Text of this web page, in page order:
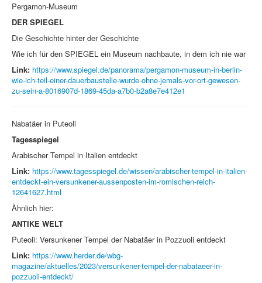
Pergamon-Museum
DER SPIEGEL
Die Geschichte hinter der Geschichte
Wie ich für den SPIEGEL ein Museum nachbaute, in dem ich nie war
Link: https://www.spiegel.de/panorama/pergamon-museum-in-berlin-
wie-ich-teil-einer-dauerbaustelle-wurde-ohne-jemals-vor-ort-gewesen-
zu-sein-a-8016907d-1869-45da-a7b0-b2a8e7e412e1
Nabatäer in Puteoli
Tagesspiegel
Arabischer Tempel in Italien entdeckt
Link: https://www.tagesspiegel.de/wissen/arabischer-tempel-in-italien-
entdeckt-ein-versunkener-aussenposten-im-romischen-reich-
12641627.html
Ähnlich hier:
ANTIKE WELT
Puteoli: Versunkener Tempel der Nabatäer in Pozzuoli entdeckt
Link: https://www.herder.de/wbg-
magazine/aktuelles/2023/versunkener-tempel-der-nabataeer-in-
pozzuoli-entdeckt/